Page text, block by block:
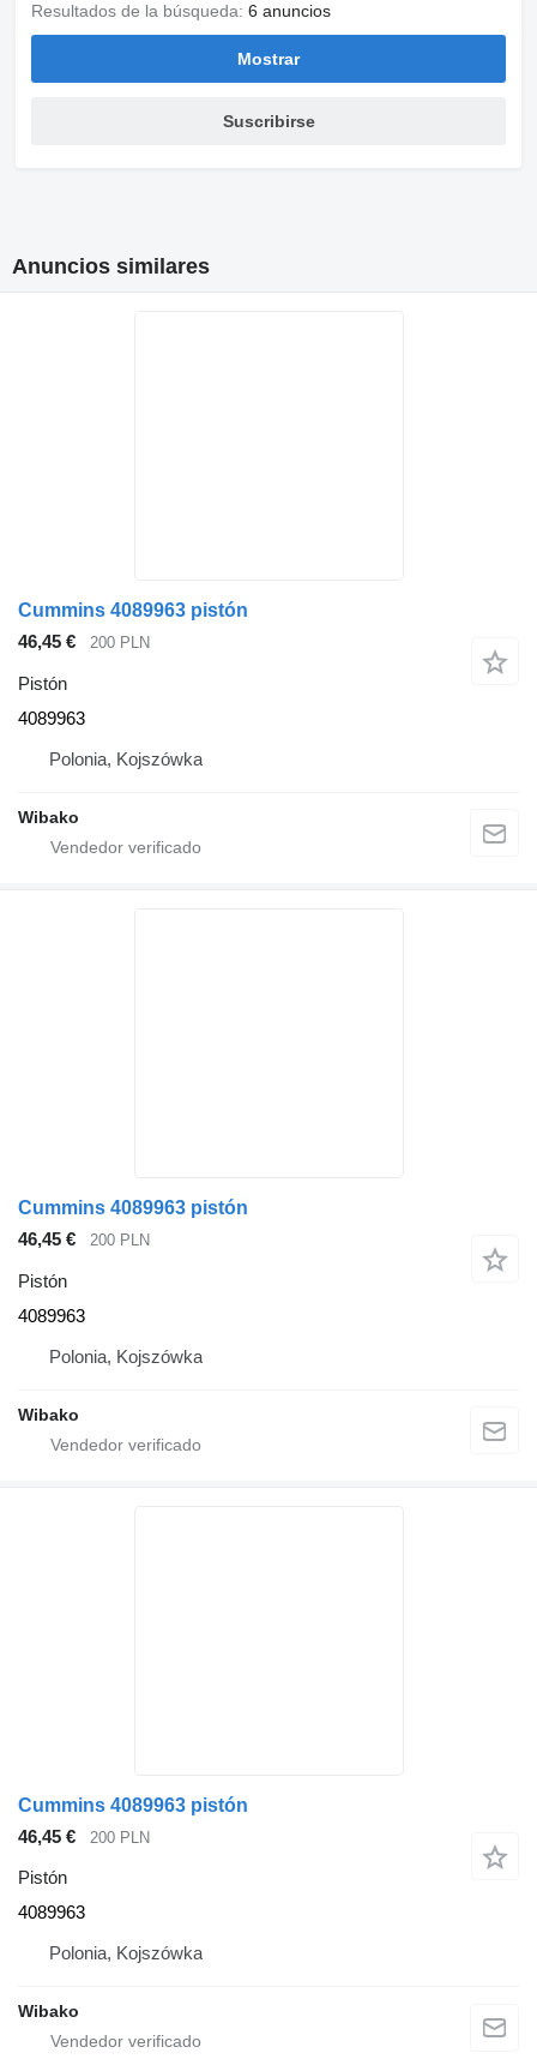
Resultados de la búsqueda: 6 anuncios
Mostrar
Suscribirse
Anuncios similares
Cummins 4089963 pistón
46,45 €
200 PLN
Pistón
4089963
Polonia, Kojszówka
Wibako
Cummins 4089963 pistón
46,45 €
200 PLN
Pistón
4089963
Polonia, Kojszówka
Wibako
Cummins 4089963 pistón
46,45 €
200 PLN
Pistón
4089963
Polonia, Kojszówka
Wibako